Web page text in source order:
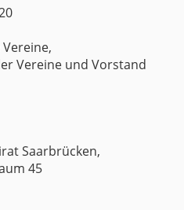
Vereine und Vorstand
Saarbrücken,
45